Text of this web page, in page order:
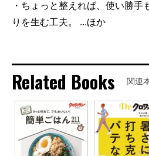
・ちょっと整えれば、使い勝手
りを生む工夫。 ...ほか
Related Books 関連